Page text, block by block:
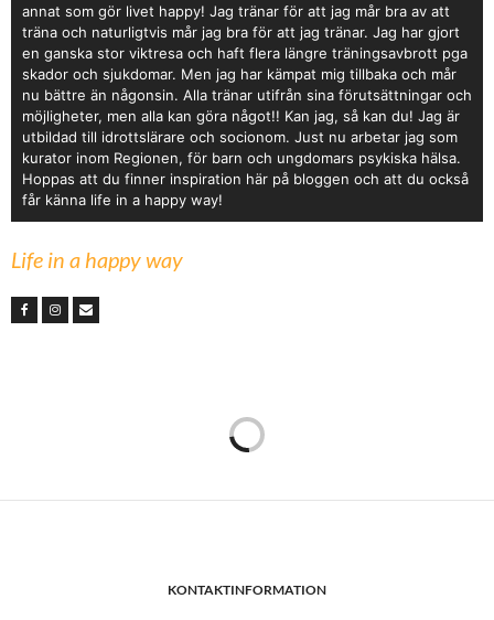
annat som gör livet happy! Jag tränar för att jag mår bra av att
träna och naturligtvis mår jag bra för att jag tränar. Jag har gjort
en ganska stor viktresa och haft flera längre träningsavbrott pga
skador och sjukdomar. Men jag har kämpat mig tillbaka och mår
nu bättre än någonsin. Alla tränar utifrån sina förutsättningar och
möjligheter, men alla kan göra något!! Kan jag, så kan du! Jag är
utbildad till idrottslärare och socionom. Just nu arbetar jag som
kurator inom Regionen, för barn och ungdomars psykiska hälsa.
Hoppas att du finner inspiration här på bloggen och att du också
får känna life in a happy way!
Life in a happy way
I STILL GOT IT
Jag fixade det i år igen! Jag har gjort en utmaning två